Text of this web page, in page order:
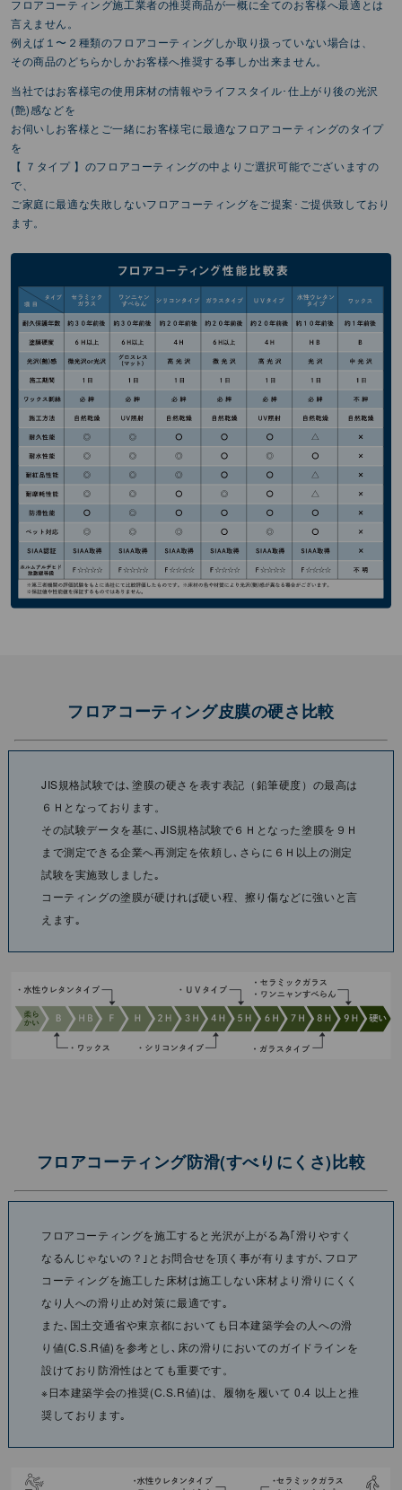
フロアコーティング施⼯業者の推奨商品が⼀概に全てのお客様へ最適とは
⾔えません。
例えば１〜２種類のフロアコーティングしか取り扱っていない場合は、
その商品のどちらかしかお客様へ推奨する事しか出来ません。
当社ではお客様宅の使⽤床材の情報やライフスタイル･仕上がり後の光沢
(艶)感などを
お伺いしお客様とご⼀緒にお客様宅に最適なフロアコーティングのタイプ
を
【 ７タイプ 】のフロアコーティングの中よりご選択可能でございますの
で、
ご家庭に最適な失敗しないフロアコーティングをご提案･ご提供致しており
ます。
フロアコーティング皮膜の硬さ比較
JIS規格試験では､塗膜の硬さを表す表記（鉛筆硬度）の最⾼は
６Ｈとなっております。
その試験データを基に､JIS規格試験で６Ｈとなった塗膜を９Ｈ
まで測定できる企業へ再測定を依頼し､さらに６Ｈ以上の測定
試験を実施致しました｡
コーティングの塗膜が硬ければ硬い程、擦り傷などに強いと⾔
えます｡
フロアコーティング防滑(すべりにくさ)⽐較
フロアコーティングを施⼯すると光沢が上がる為｢滑りやすく
なるんじゃないの？｣とお問合せを頂く事が有りますが､フロア
コーティングを施⼯した床材は施⼯しない床材より滑りにくく
なり⼈への滑り⽌め対策に最適です｡
また､国⼟交通省や東京都においても⽇本建築学会の⼈への滑
り値(C.S.R値)を参考とし､床の滑りにおいてのガイドラインを
設けており防滑性はとても重要です。
※⽇本建築学会の推奨(C.S.R値)は、履物を履いて 0.4 以上と推
奨しております｡